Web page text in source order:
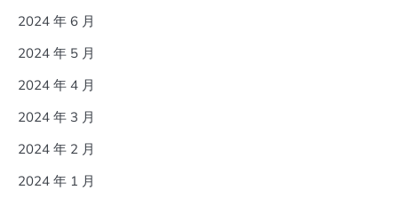
2024 年 6 月
2024 年 5 月
2024 年 4 月
2024 年 3 月
2024 年 2 月
2024 年 1 月